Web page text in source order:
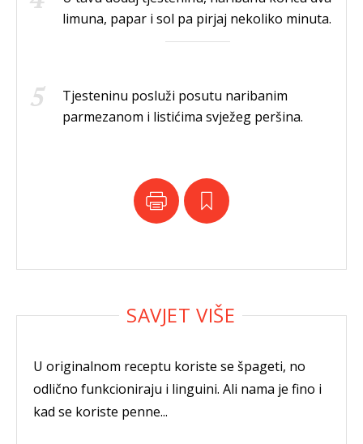
limuna, papar i sol pa pirjaj nekoliko minuta.
Tjesteninu posluži posutu naribanim
parmezanom i listićima svježeg peršina.
U originalnom receptu koriste se špageti, no
odlično funkcioniraju i linguini. Ali nama je fino i
kad se koriste penne...